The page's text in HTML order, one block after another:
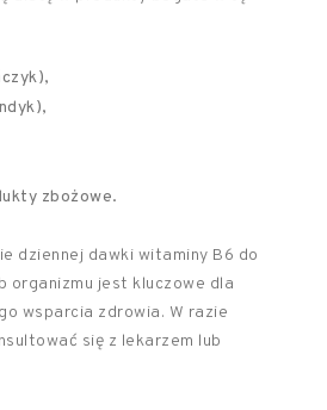
zbożowe.
dziennej dawki witaminy B6 do
organizmu jest kluczowe dla
wsparcia zdrowia. W razie
się z lekarzem lub